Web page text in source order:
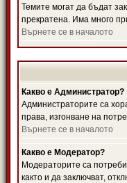
Темите могат да бъдат
прекратена. Има много
Върнете се в началото
Какво е Администратор?
Администраторите са
права, изгонване на
Върнете се в началото
Какво е Модератор?
Модераторите са
както и да заключват,